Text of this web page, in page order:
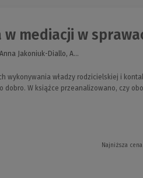
mediacji w
Jakoniuk-Diallo, A...
wykonywania władzy rodzicielskiej i
W książce przeanalizowano, czy
Najniższa